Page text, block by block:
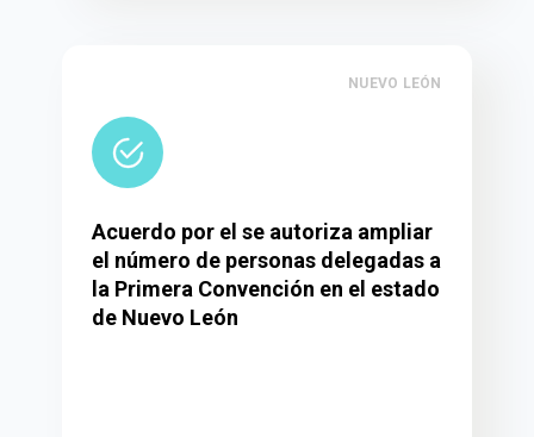
NUEVO LEÓN
Acuerdo por el se autoriza ampliar
el número de personas delegadas a
la Primera Convención en el estado
de Nuevo León